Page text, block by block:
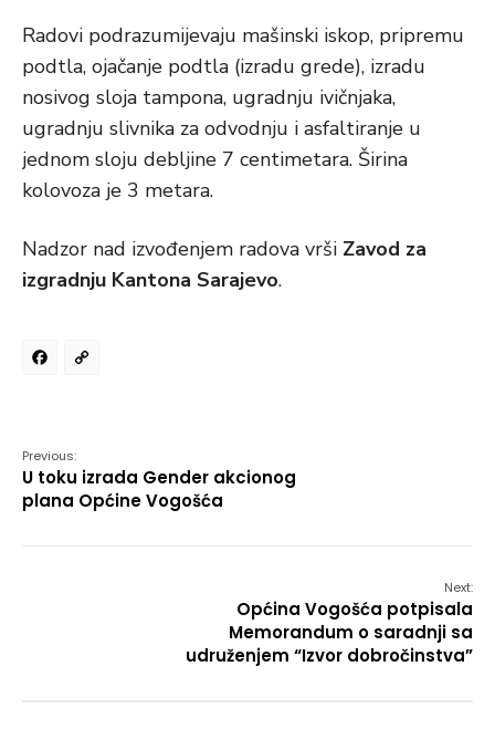
Radovi podrazumijevaju mašinski iskop, pripremu
podtla, ojačanje podtla (izradu grede), izradu
nosivog sloja tampona, ugradnju ivičnjaka,
ugradnju slivnika za odvodnju i asfaltiranje u
jednom sloju debljine 7 centimetara. Širina
kolovoza je 3 metara.
Nadzor nad izvođenjem radova vrši Zavod za
izgradnju Kantona Sarajevo.
Facebook
Previous:
U toku izrada Gender akcionog
plana Općine Vogošća
Next:
Općina Vogošća potpisala
Memorandum o saradnji sa
udruženjem “Izvor dobročinstva”